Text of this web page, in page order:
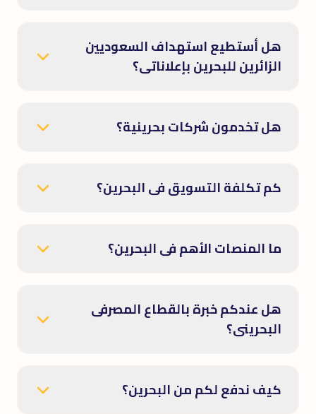
هل أستطيع استهداف السعوديين
الزائرين للبحرين بإعلاناتى؟
هل تخدمون شركات بحرينية؟
كم تكلفة التسويق فى البحرين؟
ما المنصات الأهم فى البحرين؟
هل عندكم خبرة بالقطاع المصرفى
البحرينى؟
كيف ندفع لكم من البحرين؟